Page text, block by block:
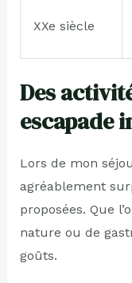
XXe siècle
Des
escapade
Lors de mon
agréablement
proposées. Que
nature ou de
goûts.